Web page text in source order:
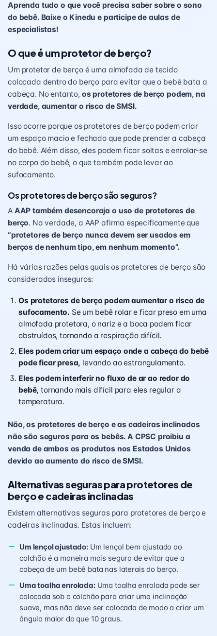
Aprenda tudo o que você precisa saber sobre o sono
do bebê. Baixe o Kinedu e participe de aulas de
especialistas!
O que é um protetor de berço?
Um protetor de berço é uma almofada de tecido
colocada dentro do berço para evitar que o bebê bata a
cabeça. No entanto, os protetores de berço podem, na
verdade, aumentar o risco de SMSI.
Isso ocorre porque os protetores de berço podem criar
um espaço macio e fechado que pode prender a cabeça
do bebê. Além disso, eles podem ficar soltas e enrolar-se
no corpo do bebê, o que também pode levar ao
sufocamento.
Os protetores de berço são seguros?
A AAP também desencoraja o uso de protetores de
berço. Na verdade, a AAP afirma especificamente que
“protetores de berço nunca devem ser usados em
berços de nenhum tipo, em nenhum momento”.
Há várias razões pelas quais os protetores de berço são
considerados inseguros:
Os protetores de berço podem aumentar o risco de
sufocamento. Se um bebê rolar e ficar preso em uma
almofada protetora, o nariz e a boca podem ficar
obstruídos, tornando a respiração difícil.
Eles podem criar um espaço onde a cabeça do bebê
pode ficar presa, levando ao estrangulamento.
Eles podem interferir no fluxo de ar ao redor do
bebê, tornando mais difícil para eles regular a
temperatura.
Não, os protetores de berço e as cadeiras inclinadas
não são seguros para os bebês. A CPSC proibiu a
venda de ambos os produtos nos Estados Unidos
devido ao aumento do risco de SMSI.
Alternativas seguras para protetores de
berço e cadeiras inclinadas
Existem alternativas seguras para protetores de berço e
cadeiras inclinadas. Estas incluem:
Um lençol ajustado:Um lençol bem ajustado ao
colchão é a maneira mais segura de evitar que a
cabeça de um bebê bata nas laterais do berço.
Uma toalha enrolada:Uma toalha enrolada pode ser
colocada sob o colchão para criar uma inclinação
suave, mas não deve ser colocada de modo a criar um
ângulo maior do que 10 graus.